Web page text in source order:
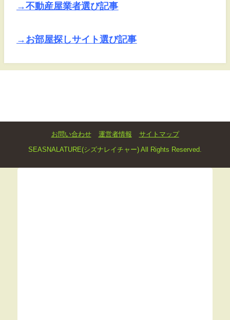
→不動産屋業者選び記事
→お部屋探しサイト選び記事
お問い合わせ 運営者情報
サイトマップ
SEASNALATURE(シズナレイチャー) All Rights Reserved.